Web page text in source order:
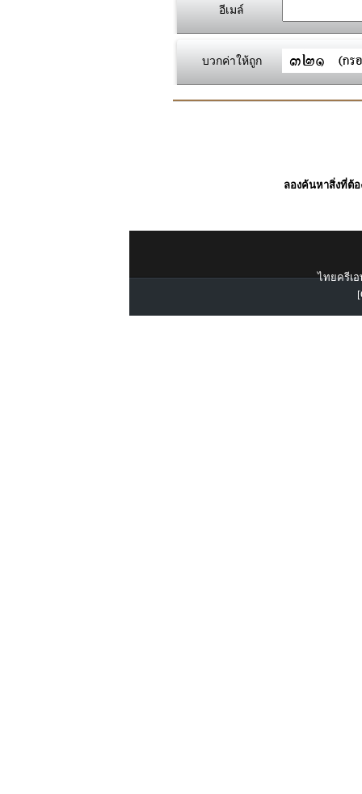
อีเมล์
บวกค่าให้ถูก
ลองค้นหาสิ่งที่ต้อ
ไทยครีเอ
[